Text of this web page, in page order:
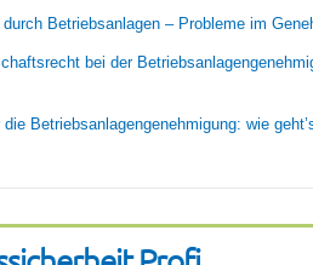
Betriebsanlagen – Probleme im
bei der
Betriebsanlagengenehmigung: wie